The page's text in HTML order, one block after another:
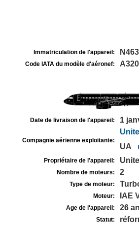
Immatriculation de l'appareil:
Code IATA du modèle d'aéronef:
Date de livraison de l'appareil: 1
Compagnie aérienne exploitante:
UA
Propriétaire de l'appareil:
Nombre de moteurs: 2
Type de moteur:
Moteur: IAE
Age de l'appareil: 26
Statut: